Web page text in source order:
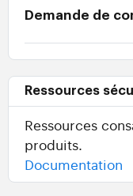
Demande de
Ressources
Ressources
produits.
Documentation